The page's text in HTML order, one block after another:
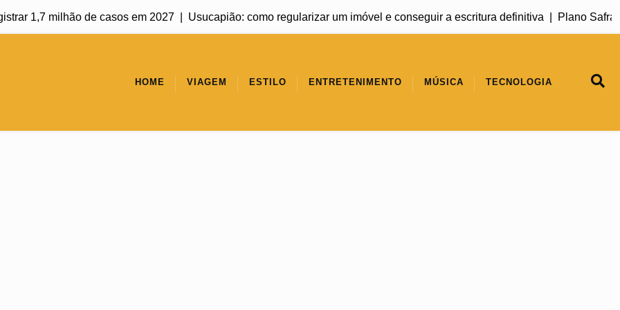
1,7 milhão de casos em 2027 |Usucapião: como regularizar um imóvel e conseguir a escritura definitiva |Plano Safra
HOME VIAGEM ESTILO ENTRETENIMENTO MÚSICA TECNOLOGIA